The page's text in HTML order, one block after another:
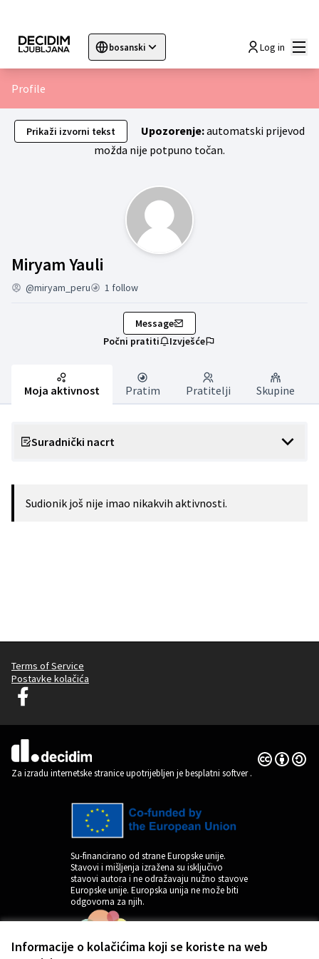
Informacije o kolačićima koji se koriste na web
bosanski
Sprache wählen Choisir la langue
Log in
Profile
Prikaži izvorni tekst Upozorenje:automatski prijevod
možda nije potpuno točan.
Miryam Yauli
@miryam_peru 1 follow
Message
Počni pratiti
Izvješće
Moja aktivnost Pratim Pratitelji Skupine
Suradnički nacrt
Sudionik još nije imao nikakvih aktivnosti.
Terms of Service
Postavke kolačića
Decidim Ljubljana na Facebooku
(Vanjska poveznica)
Za izradu internetske stranice upotrijebljen je besplatni softver.
Licencija
(Vanjska
Su-financirano od strane Europske unije.
Stavovi i mišljenja izražena su isključivo
stavovi autora i ne odražavaju nužno stavove
Europske unije. Europska unija ne može biti
odgovorna za njih.